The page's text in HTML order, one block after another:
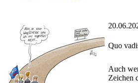
Quo
Auch
Zeichen